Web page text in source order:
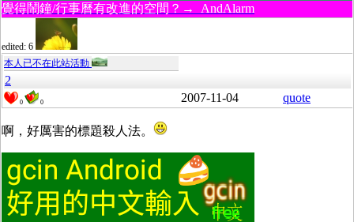
覺得鬧鐘/行事曆有改進的空間？→ AndAlarm
edited: 6
本人已不在此站活動
2
0 0 2007-11-04 quote
啊，好厲害的標題殺人法。